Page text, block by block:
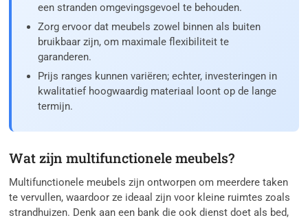
een stranden omgevingsgevoel te behouden.
Zorg ervoor dat meubels zowel binnen als buiten
bruikbaar zijn, om maximale flexibiliteit te
garanderen.
Prijs ranges kunnen variëren; echter, investeringen in
kwalitatief hoogwaardig materiaal loont op de lange
termijn.
Wat zijn multifunctionele meubels?
Multifunctionele meubels zijn ontworpen om meerdere taken
te vervullen, waardoor ze ideaal zijn voor kleine ruimtes zoals
strandhuizen. Denk aan een bank die ook dienst doet als bed,